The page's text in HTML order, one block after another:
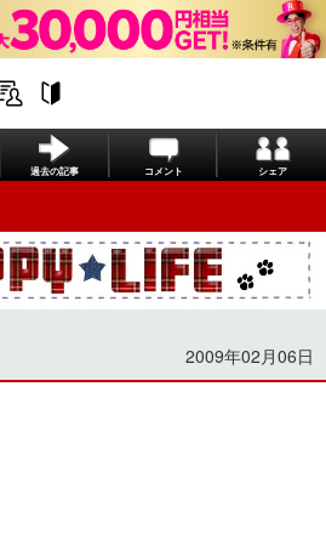
過去の記事 コメント シェア
2009年02月06日